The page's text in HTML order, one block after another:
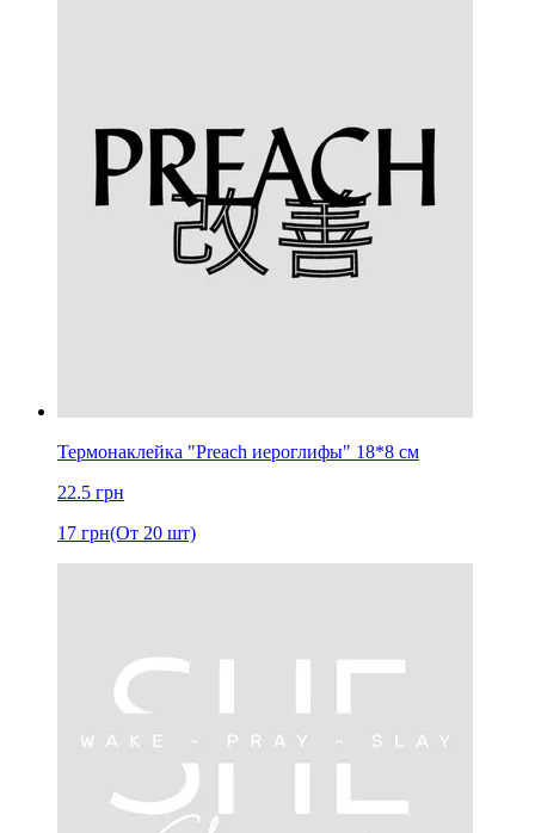
Термонаклейка "Preach иероглифы" 18*8 см
22.5 грн
17 грн(От 20 шт)